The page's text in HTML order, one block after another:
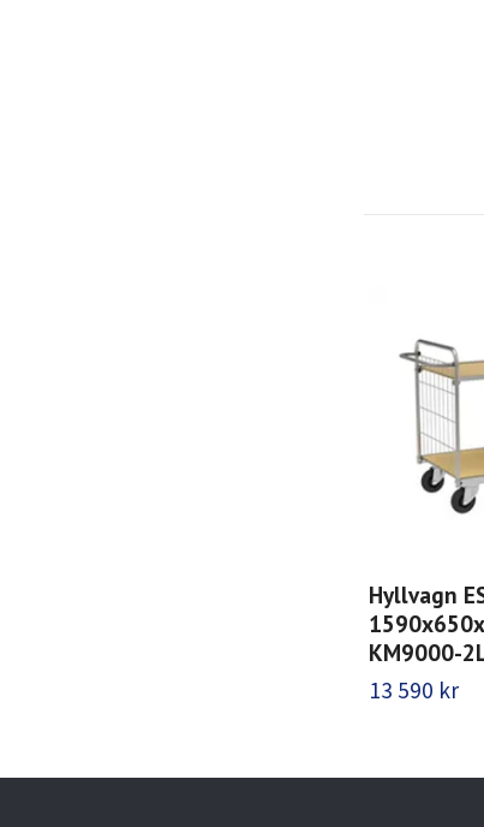
Hyllvagn
KM9000-
13 590 kr